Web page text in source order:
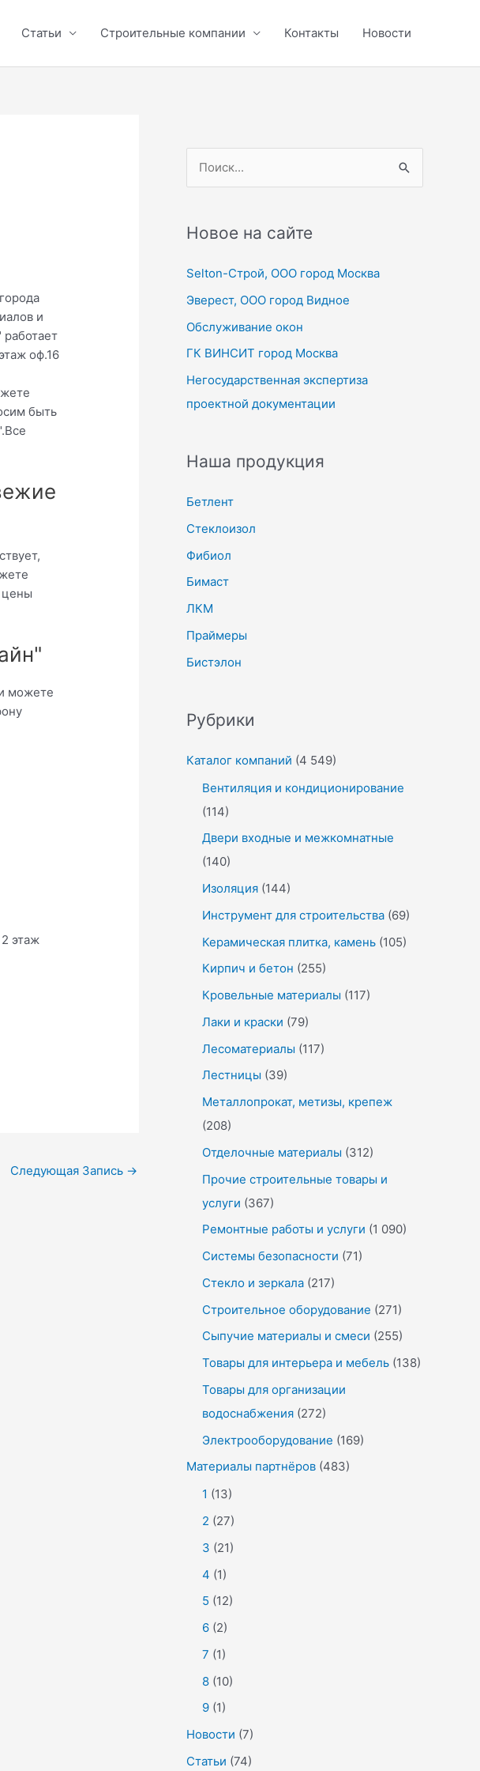
Статьи Строительные компании Контакты Новости
и
оф.16
быть
цены
можете
этаж
Следующая Запись →
с
:
Новое на сайте
Selton-Строй, OOO город Москва
Эверест, ООО город Видное
Обслуживание окон
ГК ВИНСИТ город Москва
Негосударственная экспертиза
проектной документации
Наша продукция
Бетлент
Стеклоизол
Фибиол
Бимаст
ЛКМ
Праймеры
Бистэлон
Рубрики
Каталог компаний (4 549)
Вентиляция и кондиционирование
(114)
Двери входные и межкомнатные
(140)
Изоляция (144)
Инструмент для строительства (69)
Керамическая плитка, камень (105)
Кирпич и бетон (255)
Кровельные материалы (117)
Лаки и краски (79)
Лесоматериалы (117)
Лестницы (39)
Металлопрокат, метизы, крепеж
(208)
Отделочные материалы (312)
Прочие строительные товары и
услуги (367)
Ремонтные работы и услуги (1 090)
Системы безопасности (71)
Стекло и зеркала (217)
Строительное оборудование (271)
Сыпучие материалы и смеси (255)
Товары для интерьера и мебель (138)
Товары для организации
водоснабжения (272)
Электрооборудование (169)
Материалы партнёров (483)
1 (13)
2 (27)
3 (21)
4 (1)
5 (12)
6 (2)
7 (1)
8 (10)
9 (1)
Новости (7)
Статьи (74)